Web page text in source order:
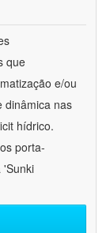
que
e/ou
dinâmica nas
hídrico.
porta-
'Sunki